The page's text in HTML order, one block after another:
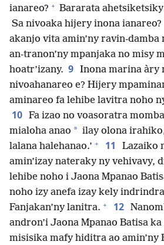
ianareo? + Bararata
Sa nivoaka hijery inona ianareo?
akanjo vita amin’ny ravin-damba
an-tranon’ny mpanjaka no misy
hoatr’izany. 9 Inona marina àry
nivoahanareo e? Hijery
aminareo fa lehibe lavitra noho
10 Fa izao no voasoratra
mialoha anao * ilay olona
lalana halehanao.’ + 11
Lazaiko
amin’izay nateraky ny vehivavy,
lehibe noho i Jaona Mpanao
noho izy anefa izay kely
Fanjakan’ny lanitra. + 12
andron’i Jaona Mpanao Batisa
misisika mafy hiditra ao amin’ny